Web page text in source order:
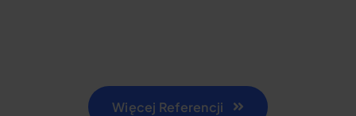
Więcej Referencji